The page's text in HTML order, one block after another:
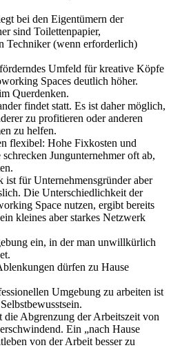
bei den Eigentümern der
sind Toilettenpapier,
Techniker (wenn erforderlich)
Umfeld für kreative Köpfe
Spaces deutlich höher.
Querdenken.
findet statt. Es ist daher möglich,
zu profitieren oder anderen
zu helfen.
flexibel: Hohe Fixkosten und
Jungunternehmer oft ab,
für Unternehmensgründer aber
Die Unterschiedlichkeit der
Space nutzen, ergibt bereits
kleines aber starkes Netzwerk
ein, in der man unwillkürlich
dürfen zu Hause
Umgebung zu arbeiten ist
die Abgrenzung der Arbeitszeit von
Ein „nach Hause
von der Arbeit besser zu